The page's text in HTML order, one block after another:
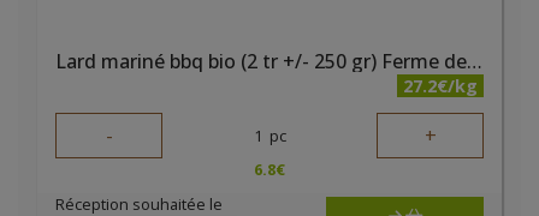
Lard mariné bbq bio (2 tr +/- 250 gr) Ferme des Noyers
27.2€/kg
- 1 pc +
6.8€
Réception souhaitée le